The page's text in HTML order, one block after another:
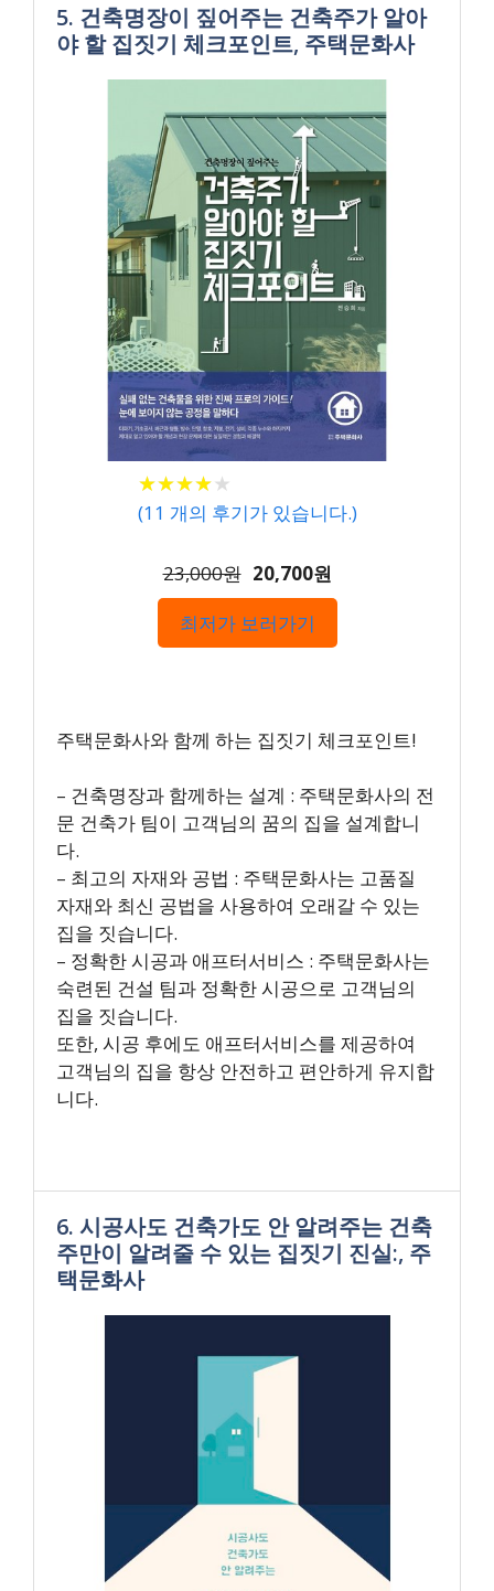
5. 건축명장이 짚어주는 건축주가 알아
야 할 집짓기 체크포인트, 주택문화사
★★★★★
★★★★★
(11 개의 후기가 있습니다.)
23,000원 20,700원
최저가 보러가기
주택문화사와 함께 하는 집짓기 체크포인트!
– 건축명장과 함께하는 설계 : 주택문화사의 전
문 건축가 팀이 고객님의 꿈의 집을 설계합니
다.
– 최고의 자재와 공법 : 주택문화사는 고품질
자재와 최신 공법을 사용하여 오래갈 수 있는
집을 짓습니다.
– 정확한 시공과 애프터서비스 : 주택문화사는
숙련된 건설 팀과 정확한 시공으로 고객님의
집을 짓습니다.
또한, 시공 후에도 애프터서비스를 제공하여
고객님의 집을 항상 안전하고 편안하게 유지합
니다.
6. 시공사도 건축가도 안 알려주는 건축
주만이 알려줄 수 있는 집짓기 진실:, 주
택문화사